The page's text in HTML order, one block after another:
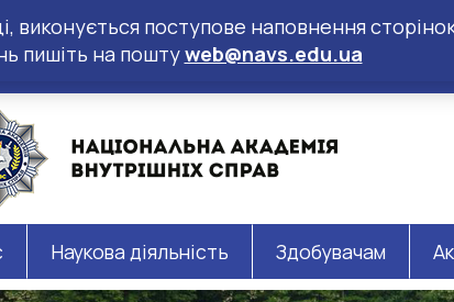
виконується поступове наповнення
пишіть на поштуweb@navs.edu.ua
Наукова діяльність Здобувачам